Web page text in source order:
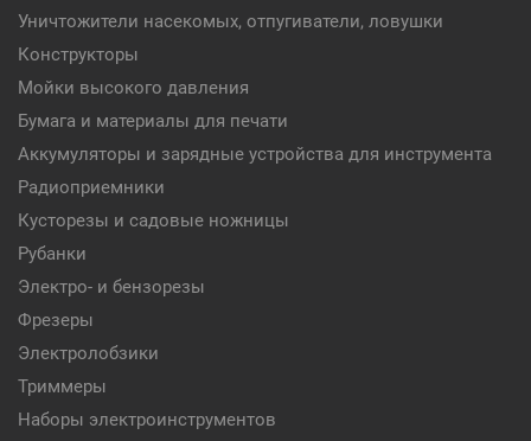
Уничтожители насекомых, отпугиватели, ловушки
Конструкторы
Мойки высокого давления
Бумага и материалы для печати
Аккумуляторы и зарядные устройства для инструмента
Радиоприемники
Кусторезы и садовые ножницы
Рубанки
Электро- и бензорезы
Фрезеры
Электролобзики
Триммеры
Наборы электроинструментов